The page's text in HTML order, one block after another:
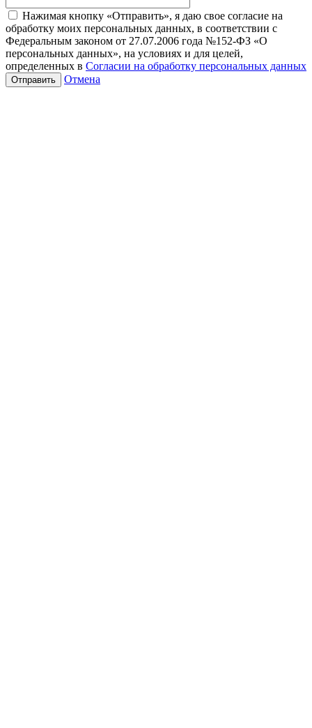
Нажимая кнопку «Отправить», я даю свое согласие на
обработку моих персональных данных, в соответствии с
Федеральным законом от 27.07.2006 года №152-ФЗ «О
персональных данных», на условиях и для целей,
определенных в Согласии на обработку персональных данных
Отмена